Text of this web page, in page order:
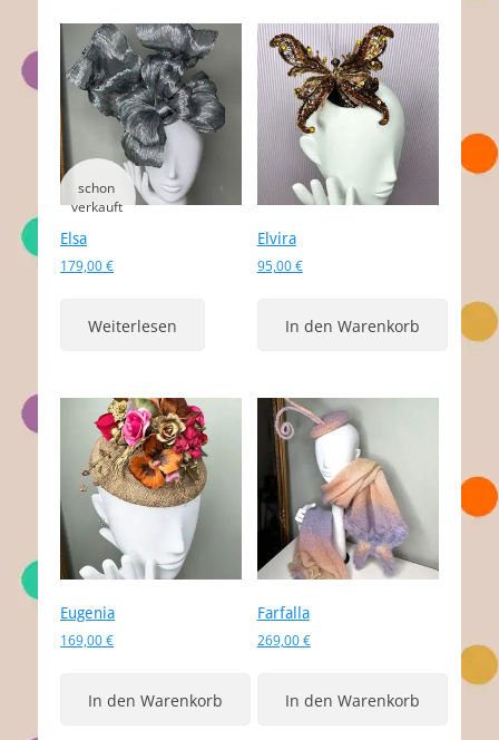
Elsa
179,00€
Weiterlesen
Elvira
95,00€
In den Warenkorb
Eugenia
169,00€
In den Warenkorb
Farfalla
269,00€
In den Warenkorb